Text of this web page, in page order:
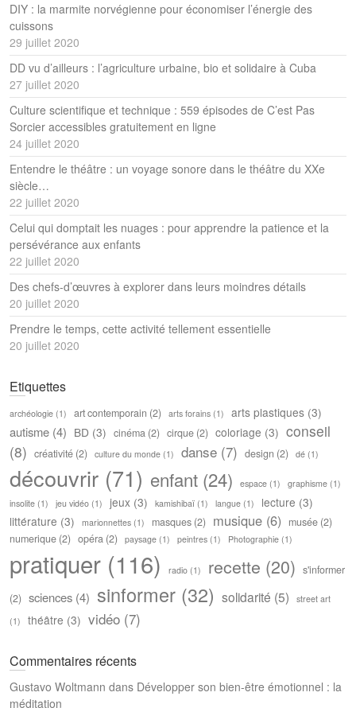
DIY : la marmite norvégienne pour économiser l’énergie des
cuissons
29 juillet 2020
DD vu d’ailleurs : l’agriculture urbaine, bio et solidaire à Cuba
27 juillet 2020
Culture scientifique et technique : 559 épisodes de C’est Pas
Sorcier accessibles gratuitement en ligne
24 juillet 2020
Entendre le théâtre : un voyage sonore dans le théâtre du XXe
siècle…
22 juillet 2020
Celui qui domptait les nuages : pour apprendre la patience et la
persévérance aux enfants
22 juillet 2020
Des chefs-d’œuvres à explorer dans leurs moindres détails
20 juillet 2020
Prendre le temps, cette activité tellement essentielle
20 juillet 2020
Etiquettes
archéologie (1) art contemporain (2) arts forains (1) arts plastiques (3)
autisme (4) BD (3) cinéma (2) cirque (2) coloriage (3) conseil
(8) créativité (2) culture du monde (1) danse (7) design (2) dé (1)
découvrir (71) enfant (24) espace (1) graphisme (1)
insolite (1) jeu vidéo (1) jeux (3) kamishibaï (1) langue (1) lecture (3)
littérature (3) marionnettes (1) masques (2) musique (6) musée (2)
numerique (2) opéra (2) paysage (1) peintres (1) Photographie (1)
pratiquer (116) radio (1) recette (20) s'informer
(2) sciences (4) sinformer (32) solidarité (5)
street art
(1)
théâtre (3) vidéo (7)
Commentaires récents
Gustavo Woltmann dans Développer son bien-être émotionnel : la
méditation